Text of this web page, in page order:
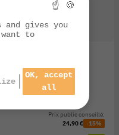
Connector 1.1
Réf. : CA02-400-4900
Prix public conseillé:
24,90 € -15%
☝ 🍪
gives you
to
OK, accept
all